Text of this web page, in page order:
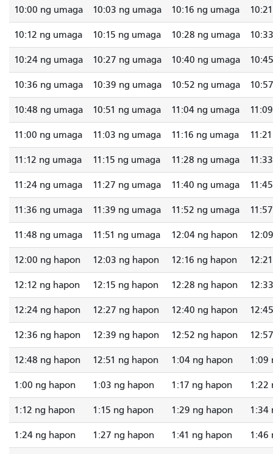
10:00 ng umaga 10:03 ng umaga 10:16 ng umaga
10:12 ng umaga 10:15 ng umaga 10:28 ng umaga
10:24 ng umaga 10:27 ng umaga 10:40 ng umaga
10:36 ng umaga 10:39 ng umaga 10:52 ng umaga
10:48 ng umaga 10:51 ng umaga 11:04 ng umaga
11:00 ng umaga 11:03 ng umaga 11:16 ng umaga
11:12 ng umaga 11:15 ng umaga 11:28 ng umaga
11:24 ng umaga 11:27 ng umaga 11:40 ng umaga
11:36 ng umaga 11:39 ng umaga 11:52 ng umaga
11:48 ng umaga 11:51 ng umaga 12:04 ng hapon
12:00 ng hapon 12:03 ng hapon 12:16 ng hapon
12:12 ng hapon 12:15 ng hapon 12:28 ng hapon
12:24 ng hapon 12:27 ng hapon 12:40 ng hapon
12:36 ng hapon 12:39 ng hapon 12:52 ng hapon
12:48 ng hapon 12:51 ng hapon 1:04 ng hapon 1:09
1:00 ng hapon 1:03 ng hapon 1:17 ng hapon 1:22
1:12 ng hapon 1:15 ng hapon 1:29 ng hapon 1:34
1:24 ng hapon 1:27 ng hapon 1:41 ng hapon 1:46